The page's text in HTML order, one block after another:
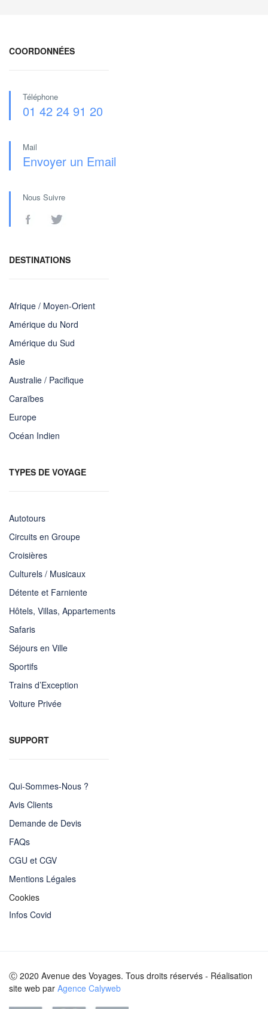
COORDONNÉES
Téléphone
01 42 24 91 20
Mail
Envoyer un Email
Nous Suivre
DESTINATIONS
Afrique / Moyen-Orient
Amérique du Nord
Amérique du Sud
Asie
Australie / Pacifique
Caraïbes
Europe
Océan Indien
TYPES DE VOYAGE
Autotours
Circuits en Groupe
Croisières
Culturels / Musicaux
Détente et Farniente
Hôtels, Villas, Appartements
Safaris
Séjours en Ville
Sportifs
Trains d’Exception
Voiture Privée
SUPPORT
Qui-Sommes-Nous ?
Avis Clients
Demande de Devis
FAQs
CGU et CGV
Mentions Légales
Cookies
Infos Covid
Ⓒ 2020 Avenue des Voyages. Tous droits réservés - Réalisation
site web par Agence Calyweb